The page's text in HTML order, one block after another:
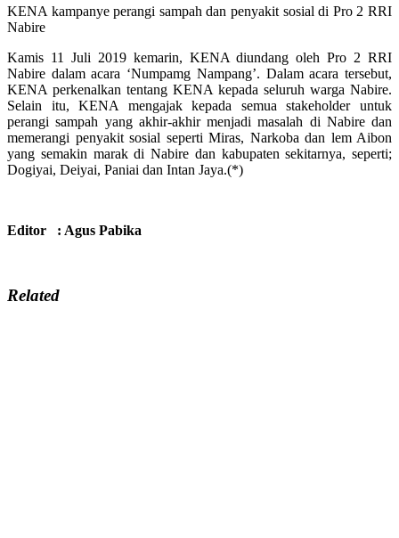
KENA kampanye perangi sampah dan penyakit sosial di Pro 2 RRI
Nabire
Kamis 11 Juli 2019 kemarin, KENA diundang oleh Pro 2 RRI
Nabire dalam acara ‘Numpamg Nampang’. Dalam acara tersebut,
KENA perkenalkan tentang KENA kepada seluruh warga Nabire.
Selain itu, KENA mengajak kepada semua stakeholder untuk
perangi sampah yang akhir-akhir menjadi masalah di Nabire dan
memerangi penyakit sosial seperti Miras, Narkoba dan lem Aibon
yang semakin marak di Nabire dan kabupaten sekitarnya, seperti;
Dogiyai, Deiyai, Paniai dan Intan Jaya.(*)
Editor : Agus Pabika
Related